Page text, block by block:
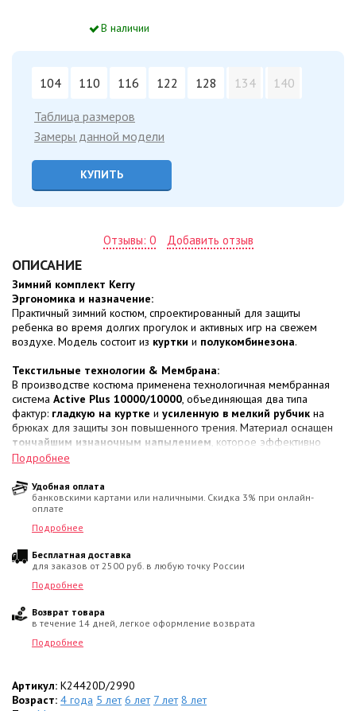
В наличии
104 110 116 122 128 134 140
Таблица размеров
Замеры данной модели
КУПИТЬ
Отзывы: 0 Добавить отзыв
ОПИСАНИЕ
Зимний комплект Kerry
Эргономика и назначение:
Практичный зимний костюм, спроектированный для защиты
ребенка во время долгих прогулок и активных игр на свежем
воздухе. Модель состоит из куртки и полукомбинезона.
Текстильные технологии & Мембрана:
В производстве костюма применена технологичная мембранная
система Active Plus 10000/10000, объединяющая два типа
фактур: гладкую на куртке и усиленную в мелкий рубчик на
брюках для защиты зон повышенного трения. Материал оснащен
тончайшим изнаночным напылением , которое эффективно
препятствует проникновению влаги и ветра, не нарушая при этом
обработкаотталкивает грязь с поверхности, позволяя очищать
ткань обычной влажной салфеткой.
Архитектура тепла & Изоляция:
нового поколенияKERRYFILL
спиралевидных волокна, формирующие упругую структуру с
множеством микроскопических воздушных камер, которые
эффективнее натурального пуха. Плотность наполнителя
распределена функционально: в куртке используется
максимального прогрева тела, а в полукомбинезоне —
Границы комфорта:
Стабильная и надежная защита от холода в диапазоне
Подробнее
Удобная оплата
банковскими картами или наличными. Скидка 3% при онлайн-
оплате
Подробнее
Бесплатная доставка
для заказов от 2500 руб. в любую точку России
Подробнее
Возврат товара
в течение 14 дней, легкое оформление возврата
Подробнее
Артикул: K24420D/2990
Возраст: 4 года 5 лет 6 лет 7 лет 8 лет